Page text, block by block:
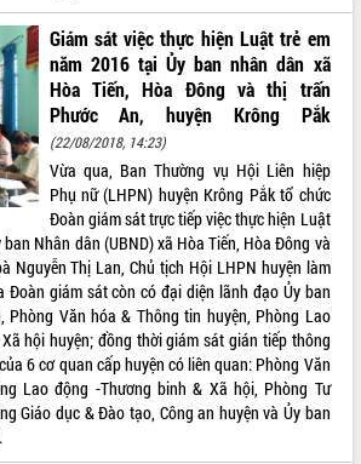
Giám sát việc thực hiện Luật trẻ em
năm 2016 tại Ủy ban nhân dân xã
Hòa Tiến, Hòa Đông và thị trấn
Phước An, huyện Krông Pắk
(22/08/2018, 14:23)
Vừa qua, Ban Thường vụ Hội Liên hiệp
Phụ nữ (LHPN) huyện Krông Pắk tổ chức
Đoàn giám sát trực tiếp việc thực hiện Luật
Nhân dân (UBND) xã Hòa Tiến, Hòa Đông và
Nguyễn Thị Lan, Chủ tịch Hội LHPN huyện làm
Đoàn giám sát còn có đại diện lãnh đạo Ủy ban
Phòng Văn hóa & Thông tin huyện, Phòng Lao
hội huyện; đồng thời giám sát gián tiếp thông
6 cơ quan cấp huyện có liên quan: Phòng Văn
Lao động -Thương binh & Xã hội, Phòng Tư
Giáo dục & Đào tạo, Công an huyện và Ủy ban